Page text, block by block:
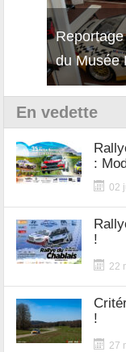
du Musée
12Cilindri
En vedette
:
02
!
22
!
27